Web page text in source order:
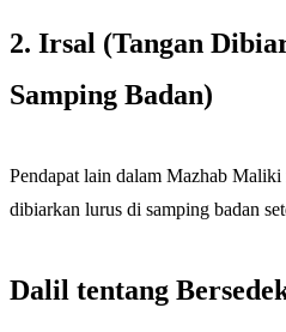
2. Irsal (Tangan
Samping Badan)
Pendapat lain dalam Mazhab Maliki
dibiarkan lurus di samping badan
Dalil tentang